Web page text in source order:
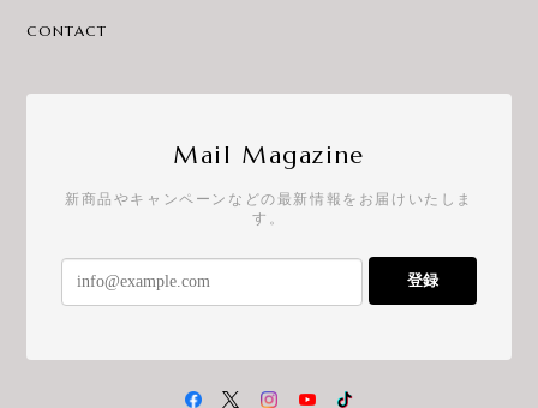
CONTACT
Mail Magazine
新商品やキャンペーンなどの最新情報をお届けいたしま
す。
登録